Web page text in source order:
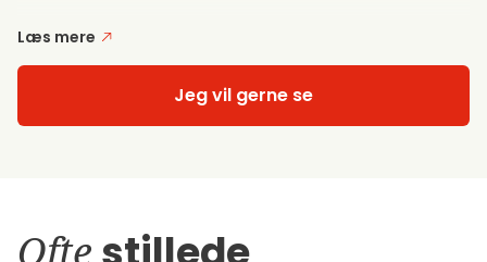
Læs mere
Jeg vil gerne se